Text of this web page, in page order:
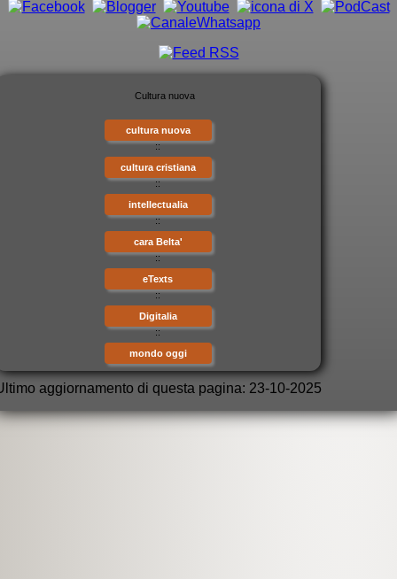
cultura nuova
::
cultura cristiana
::
intellectualia
::
cara Belta'
::
eTexts
::
Digitalia
::
mondo oggi
aggiornamento di questa pagina: 23-10-2025